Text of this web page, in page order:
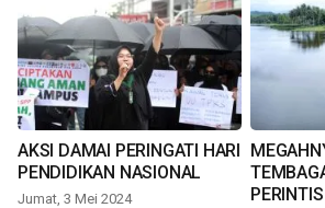
AKSI DAMAI PERINGATI HARI
PENDIDIKAN NASIONAL
Jumat, 3 Mei 2024
PERINTIS